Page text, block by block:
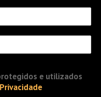
e utilizados